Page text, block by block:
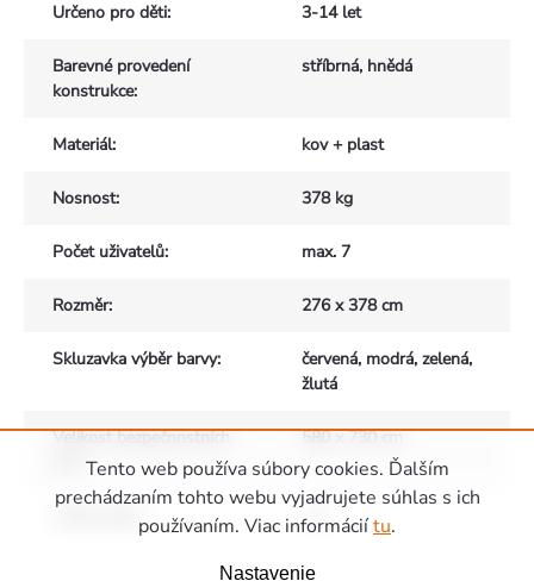
Tento web používa súbory cookies. Ďalším
prechádzaním tohto webu vyjadrujete súhlas s ich
používaním. Viac informáciítu.
Nastavenie
Určeno pro děti: 3-14 let
Barevné provedení
konstrukce:
stříbrná, hnědá
Materiál: kov + plast
Nosnost: 378 kg
Počet uživatelů: max. 7
Rozměr: 276 x 378 cm
Skluzavka výběr barvy:
červená, modrá, zelená,
žlutá
Velikost bezpečnostních
580 x 730 cm
1 m